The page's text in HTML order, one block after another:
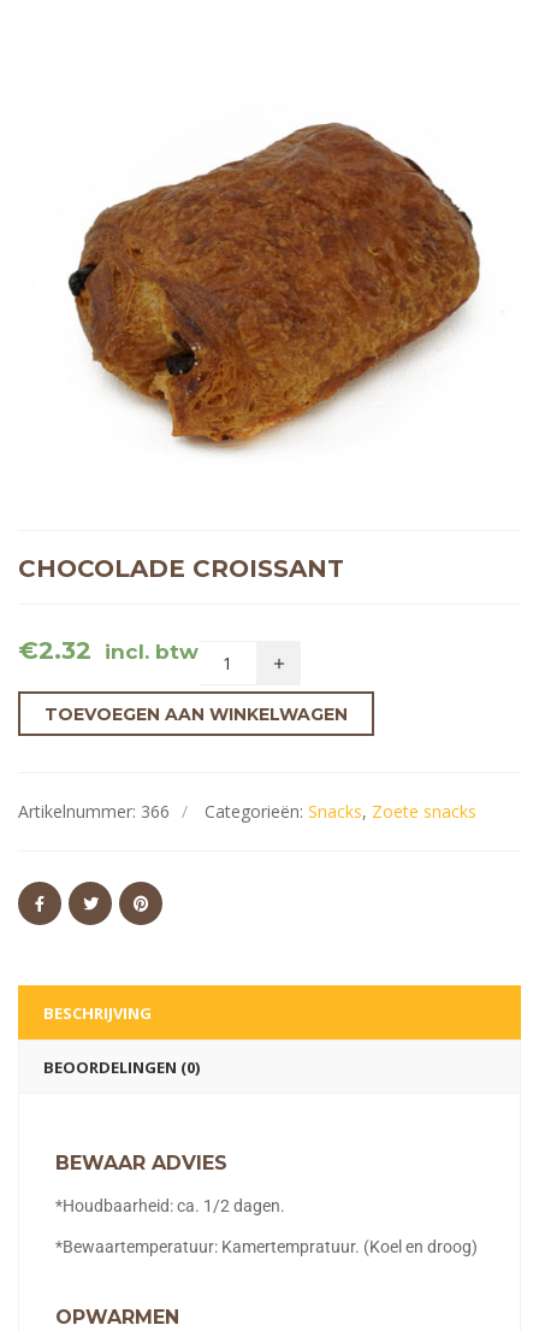
CHOCOLADE CROISSANT
€2.32 incl. btw
TOEVOEGEN AAN WINKELWAGEN
Artikelnummer: 366 Categorieën: Snacks, Zoete snacks
BESCHRIJVING
BEOORDELINGEN (0)
BEWAAR ADVIES
*Houdbaarheid: ca. 1/2 dagen.
*Bewaartemperatuur: Kamertempratuur. (Koel en droog)
OPWARMEN